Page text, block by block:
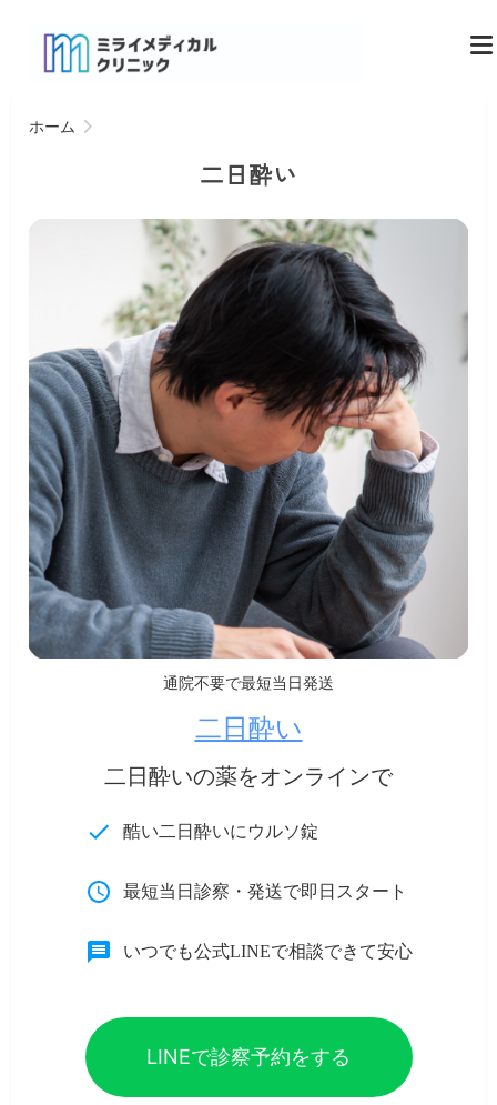
ホーム
二日酔い
通院不要で最短当日発送
二日酔い
二日酔いの薬をオンラインで
酷い二日酔いにウルソ錠
最短当日診察・発送で即日スタート
いつでも公式LINEで相談できて安心
LINEで診察予約をする